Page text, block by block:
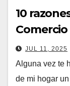
10
JUL 11, 2025
Alguna vez te
de mi hogar